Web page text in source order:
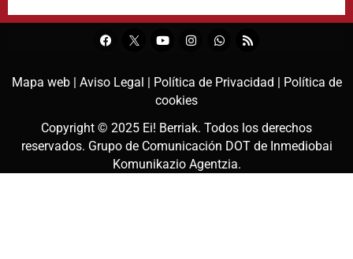
Mapa web | Aviso Legal | Política de Privacidad |
Política de
cookies
Copyright © 2025 Ei! Berriak. Todos los derechos
reservados. Grupo de Comunicación DOT de Inmediobai
Komunikazio Agentzia.